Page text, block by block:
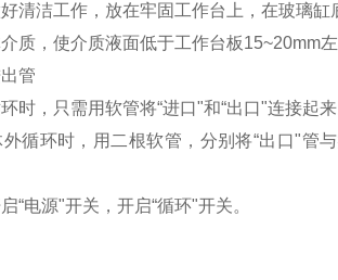
清洁工作，放在牢固工作台上，在玻璃缸
质，使介质液面低于工作台板15~20mm
管
时，只需用软管将“进口"和“出口"连接起来
循环时，用二根软管，分别将“出口"管
“电源"开关，开启“循环"开关。